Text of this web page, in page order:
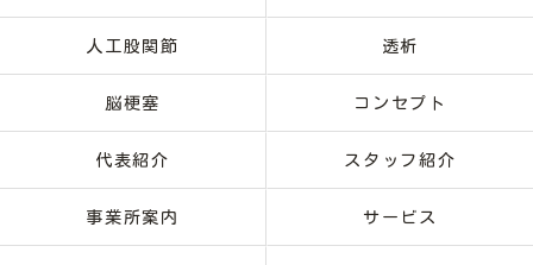
人工股関節 透析
脳梗塞 コンセプト
代表紹介 スタッフ紹介
事業所案内 サービス